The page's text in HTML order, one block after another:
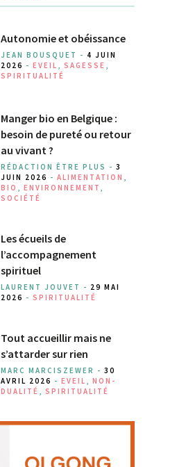
Autonomie et obéissance
JEAN BOUSQUET - 4 JUIN
2026 - EVEIL , SAGESSE ,
SPIRITUALITÉ
Manger bio en Belgique :
besoin de pureté ou retour
au vivant ?
RÉDACTION ÊTRE PLUS - 3
JUIN 2026 - ALIMENTATION ,
BIO , ENVIRONNEMENT ,
SOCIÉTÉ
Les écueils de
l’accompagnement
spirituel
LAURENT JOUVET - 29 MAI
2026 - SPIRITUALITÉ
Tout accueillir mais ne
s’attarder sur rien
MARC MARCISZEWER - 30
AVRIL 2026 - EVEIL , NON-
DUALITÉ , SPIRITUALITÉ